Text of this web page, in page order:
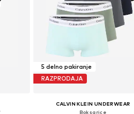
5 delno pakiranje
RAZPRODAJA
CALVIN KLEIN UNDERWEAR
Boksarice